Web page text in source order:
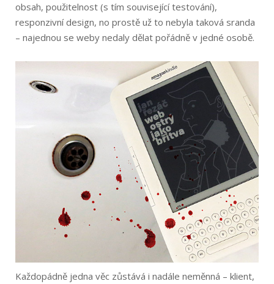
obsah, použitelnost (s tím související testování),
responzivní design, no prostě už to nebyla taková sranda
– najednou se weby nedaly dělat pořádně v jedné osobě.
Každopádně jedna věc zůstává i nadále neměnná – klient,